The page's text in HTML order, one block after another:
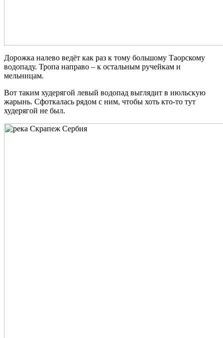
Дорожка налево ведёт как раз к тому большому Таорскому
водопаду. Тропа направо – к остальным ручейкам и
мельницам.
Вот таким худерягой левый водопад выглядит в июльскую
жарынь. Сфоткалась рядом с ним, чтобы хоть кто-то тут
худерягой не был.